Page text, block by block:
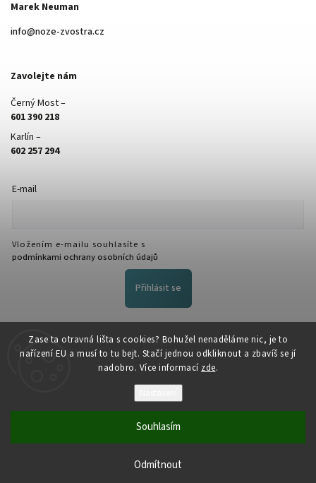
Zase ta otravná lišta s cookies? Bohužel nenaděláme nic, je to
nařízení EU a musí to tu bejt. Stačí jednou odkliknout a zbavíš se jí
nadobro. Více informací zde.
Odmítnout
Souhlasím
Marek Neuman
info@noze-zvostra.cz
Zavolejte nám
Černý Most –
601 390 218
Karlín –
602 257 294
E-mail
Vložením e-mailu souhlasíte s
podmínkami ochrany osobních údajů
Přihlásit se
FACEBOOK
Shoptet| Design